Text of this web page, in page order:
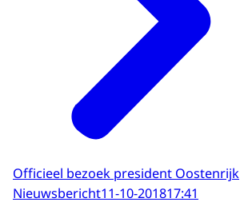
Officieel bezoek president Oostenrijk
Nieuwsbericht11-10-201817:41